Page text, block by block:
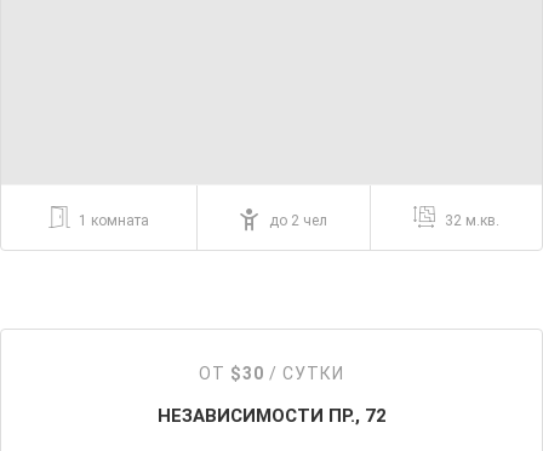
1 комната до 2 чел 32 м.кв.
ОТ $30 / СУТКИ
НЕЗАВИСИМОСТИ ПР., 72